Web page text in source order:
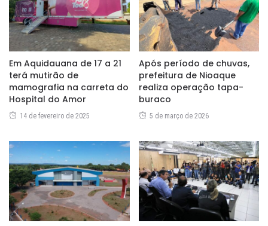
Em Aquidauana de 17 a 21
terá mutirão de
mamografia na carreta do
Hospital do Amor
14 de fevereiro de 2025
Após período de chuvas,
prefeitura de Nioaque
realiza operação tapa-
buraco
5 de março de 2026